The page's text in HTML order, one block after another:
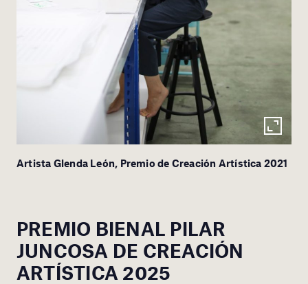
Artista Glenda León, Premio de Creación Artística 2021
PREMIO BIENAL PILAR
JUNCOSA DE CREACIÓN
ARTÍSTICA 2025